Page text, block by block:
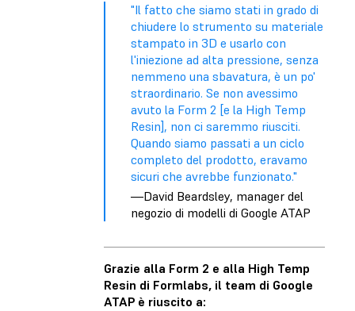
"Il fatto che siamo stati in grado di
chiudere lo strumento su materiale
stampato in 3D e usarlo con
l'iniezione ad alta pressione, senza
nemmeno una sbavatura, è un po'
straordinario. Se non avessimo
avuto la Form 2 [e la High Temp
Resin], non ci saremmo riusciti.
Quando siamo passati a un ciclo
completo del prodotto, eravamo
sicuri che avrebbe funzionato."
—David Beardsley, manager del
negozio di modelli di Google ATAP
Grazie alla Form 2 e alla High Temp
Resin di Formlabs, il team di Google
ATAP è riuscito a: